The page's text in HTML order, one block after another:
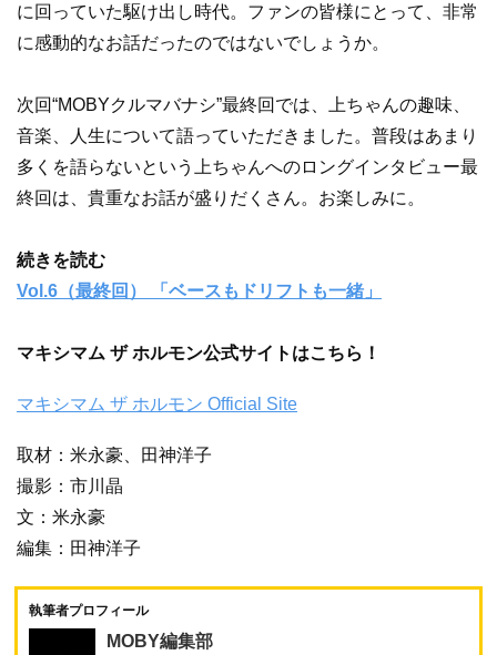
に回っていた駆け出し時代。ファンの皆様にとって、非常
に感動的なお話だったのではないでしょうか。
次回“MOBYクルマバナシ”最終回では、上ちゃんの趣味、
音楽、人生について語っていただきました。普段はあまり
多くを語らないという上ちゃんへのロングインタビュー最
終回は、貴重なお話が盛りだくさん。お楽しみに。
続きを読む
Vol.6（最終回） 「ベースもドリフトも一緒」
マキシマム ザ ホルモン公式サイトはこちら！
マキシマム ザ ホルモン Official Site
取材：米永豪、田神洋子
撮影：市川晶
文：米永豪
編集：田神洋子
執筆者プロフィール
MOBY編集部